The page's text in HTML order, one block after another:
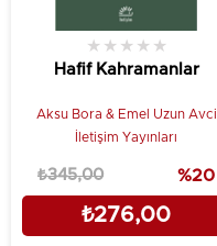
Hafif Kahramanlar
★ ★ ★ ★ ★
Aksu Bora & Emel Uzun Avci
İletişim Yayınları
₺276,00
₺345,00 %20